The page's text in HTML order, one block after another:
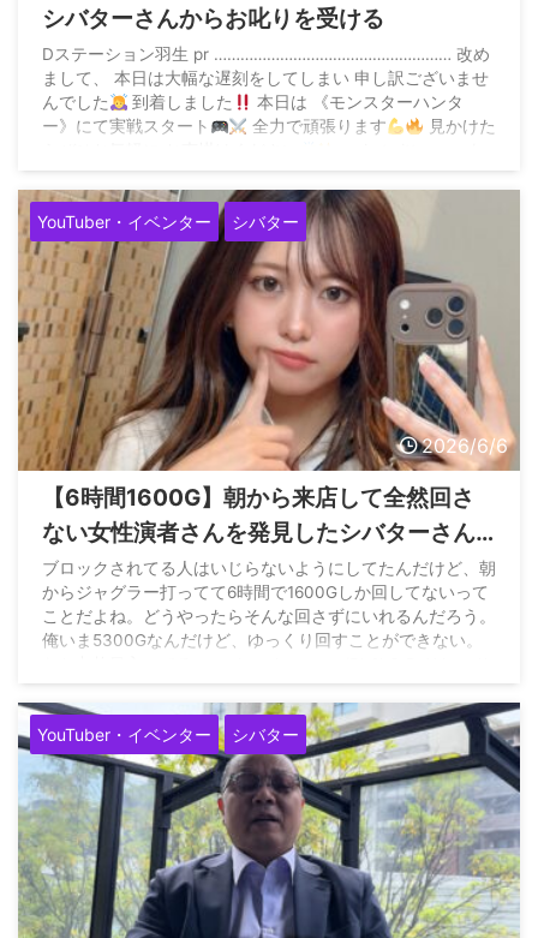
シバターさんからお叱りを受ける
Dステーション羽生 pr ……………………………………………… 改め
まして、 本日は大幅な遅刻をしてしまい 申し訳ございませ
んでした
到着しました
本日は 《モンスターハンタ
ー》にて実戦スタート
全力で頑張ります
見かけた
YouTuber・イベンター シバター
2026/6/6
【6時間1600G】朝から来店して全然回さ
ない女性演者さんを発見したシバターさん
「来店が回数縛りになるなら、この手の来
店からなくなってほしい」
ブロックされてる人はいじらないようにしてたんだけど、朝
からジャグラー打ってて6時間で1600Gしか回してないって
ことだよね。どうやったらそんな回さずにいれるんだろう。
俺いま5300Gなんだけど、ゆっくり回すことができない。
YouTuber・イベンター シバター